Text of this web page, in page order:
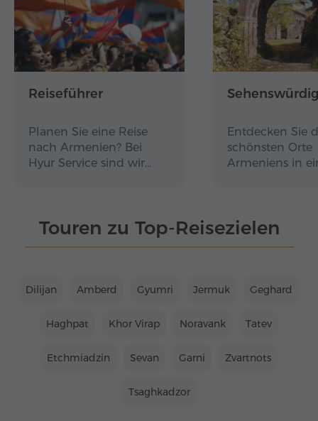
Reiseführer
Planen Sie eine Reise
nach Armenien? Bei
Hyur Service sind wir…
Entdecken Sie
schönsten Orte
Armeniens in
Touren zu Top-Reisezielen
Dilijan Amberd Gyumri Jermuk Geghard
Haghpat Khor Virap Noravank Tatev
Etchmiadzin Sevan Garni Zvartnots
Tsaghkadzor